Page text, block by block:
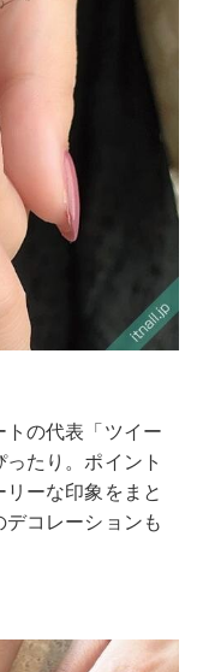
の代表「ツイー
たり。ポイント
ーな印象をまと
コレーションも